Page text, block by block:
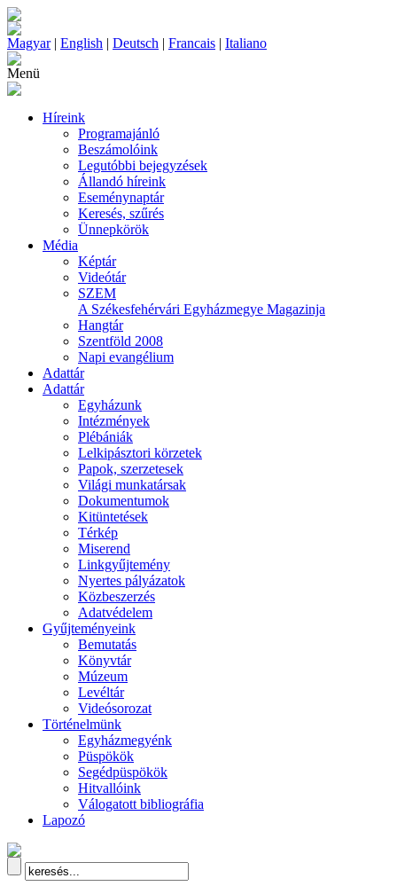
Magyar| English | Deutsch | Francais | Italiano
Menü
Híreink
Programajánló
Beszámolóink
Legutóbbi bejegyzések
Állandó híreink
Eseménynaptár
Keresés, szűrés
Ünnepkörök
Média
Képtár
Videótár
SZEM
A Székesfehérvári Egyházmegye Magazinja
Hangtár
Szentföld 2008
Napi evangélium
Adattár
Adattár
Egyházunk
Intézmények
Plébániák
Lelkipásztori körzetek
Papok, szerzetesek
Világi munkatársak
Dokumentumok
Kitüntetések
Térkép
Miserend
Linkgyűjtemény
Nyertes pályázatok
Közbeszerzés
Adatvédelem
Gyűjteményeink
Bemutatás
Könyvtár
Múzeum
Levéltár
Videósorozat
Történelmünk
Egyházmegyénk
Püspökök
Segédpüspökök
Hitvallóink
Válogatott bibliográfia
Lapozó